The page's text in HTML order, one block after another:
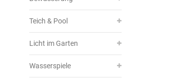
Teich & Pool
Licht im Garten
Wasserspiele